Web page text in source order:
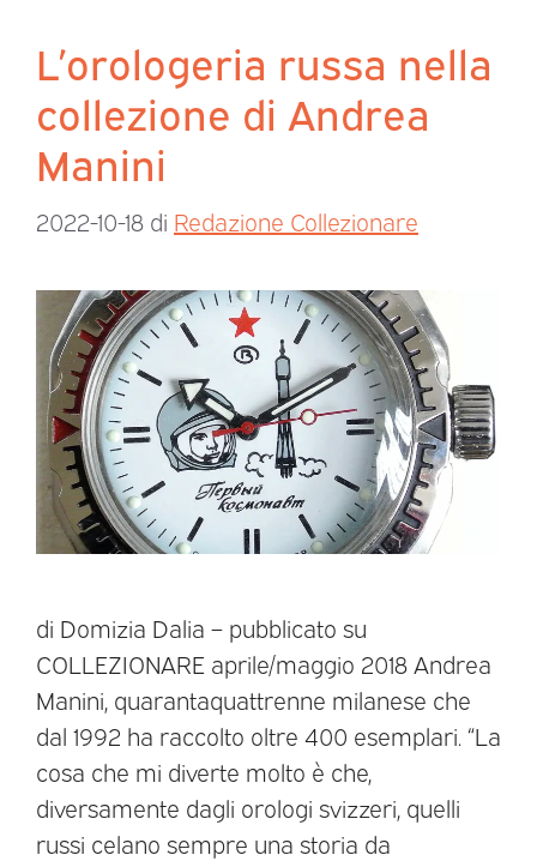
L’orologeria russa nella
collezione di Andrea
Manini
2022-10-18 di Redazione Collezionare
di Domizia Dalia – pubblicato su
COLLEZIONARE aprile/maggio 2018 Andrea
Manini, quarantaquattrenne milanese che
dal 1992 ha raccolto oltre 400 esemplari. “La
cosa che mi diverte molto è che,
diversamente dagli orologi svizzeri, quelli
russi celano sempre una storia da